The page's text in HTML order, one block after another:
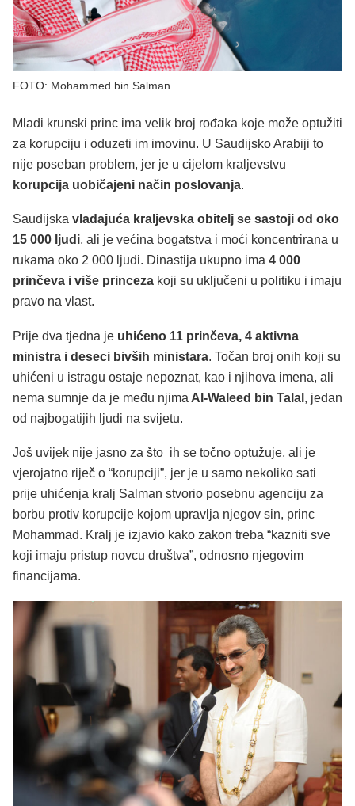
FOTO: Mohammed bin Salman
Mladi krunski princ ima velik broj rođaka koje može optužiti
za korupciju i oduzeti im imovinu. U Saudijsko Arabiji to
nije poseban problem, jer je u cijelom kraljevstvu
korupcija uobičajeni način poslovanja.
Saudijska vladajuća kraljevska obitelj se sastoji od oko
15 000 ljudi, ali je većina bogatstva i moći koncentrirana u
rukama oko 2 000 ljudi. Dinastija ukupno ima 4 000
prinčeva i više princeza koji su uključeni u politiku i imaju
pravo na vlast.
Prije dva tjedna je uhićeno 11 prinčeva, 4 aktivna
ministra i deseci bivših ministara. Točan broj onih koji su
uhićeni u istragu ostaje nepoznat, kao i njihova imena, ali
nema sumnje da je među njima Al-Waleed bin Talal , jedan
od najbogatijih ljudi na svijetu.
Još uvijek nije jasno za što ih se točno optužuje, ali je
vjerojatno riječ o “korupciji”, jer je u samo nekoliko sati
prije uhićenja kralj Salman stvorio posebnu agenciju za
borbu protiv korupcije kojom upravlja njegov sin, princ
Mohammad. Kralj je izjavio kako zakon treba “kazniti sve
koji imaju pristup novcu društva”, odnosno njegovim
financijama.